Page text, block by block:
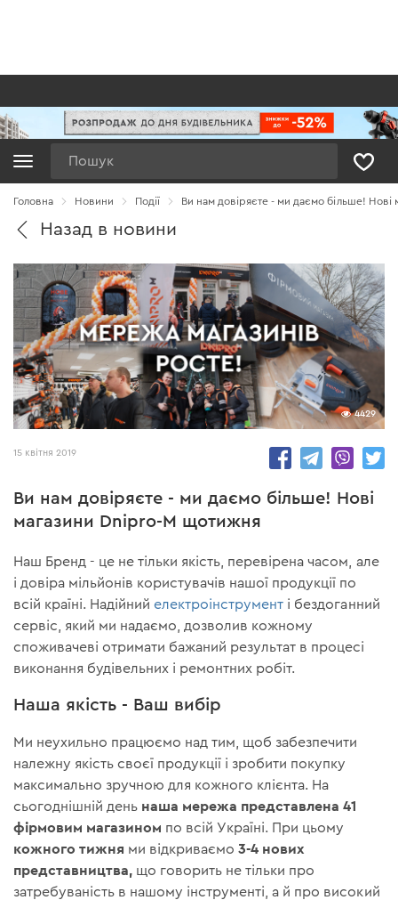
Головна Новини Події Ви нам довіряєте - ми даємо більше!
Назад в новини
4429
15 квітня 2019
Ви нам довіряєте - ми даємо більше! Нові
магазини Dnipro-M щотижня
Наш Бренд - це не тільки якість, перевірена часом, але
і довіра мільйонів користувачів нашої продукції по
всій країні. Надійнийелектроінструмент і бездоганний
сервіс, який ми надаємо, дозволив кожному
споживачеві отримати бажаний результат в процесі
виконання будівельних і ремонтних робіт.
Наша якість - Ваш вибір
Ми неухильно працюємо над тим, щоб забезпечити
належну якість своєї продукції і зробити покупку
максимально зручною для кожного клієнта. На
сьогоднішній день наша мережа представлена 41
фірмовим магазином по всій Україні. При цьому
кожного тижня ми відкриваємо3-4 нових
представництва, що говорить не тільки про
затребуваність в нашому інструменті, а й про високий